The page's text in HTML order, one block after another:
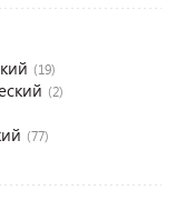
(19)
(2)
(77)